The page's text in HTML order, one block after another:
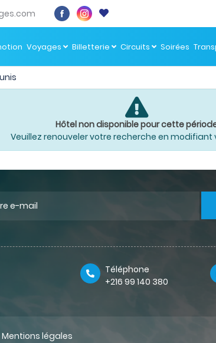
Voyages Billetterie Circuits Soirées
Hôtel non disponible pour cette
Veuillez renouveler votre recherche en modifiant
Téléphone
+216 99 140 380
Mentions légales